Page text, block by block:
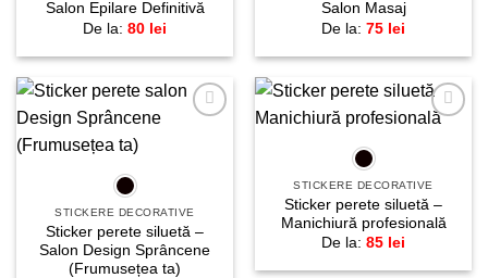
Salon Epilare Definitivă
De la: 80 lei
Salon Masaj
De la: 75 lei
STICKERE DECORATIVE
Sticker perete siluetă –
Salon Design Sprâncene
(Frumusețea ta)
STICKERE DECORATIVE
Sticker perete siluetă –
Manichiură profesională
De la: 85 lei